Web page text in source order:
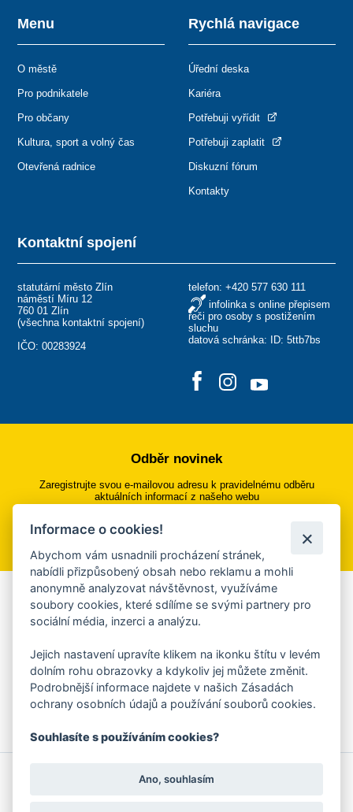
Kontaktní spojení
statutární město Zlín
náměstí Míru 12
760 01 Zlín
(všechna kontaktní spojení)
IČO: 00283924
telefon: +420 577 630 111
infolinka s online přepisem
řeči pro osoby s postižením
sluchu
datová schránka: ID: 5ttb7bs
Menu
O městě
Pro podnikatele
Pro občany
Kultura, sport a volný čas
Otevřená radnice
Rychlá navigace
Úřední deska
Kariéra
Potřebuji vyřídit
Potřebuji zaplatit
Diskuzní fórum
Kontakty
Odběr novinek
Zaregistrujte svou e-mailovou adresu k pravidelnému odběru
aktuálních informací z našeho webu
Přihlásit se k odběru
Aplikace Mobilní rozhlas
Chcete dostávat do svého mobilu či mailu upozornění na
ankety, pozvánky na kulturní a sportovní akce?
Více informací o aplikaci
Ochrana osobních údajů
Informace o cookies!
Abychom vám usnadnili procházení stránek,
nabídli přizpůsobený obsah nebo reklamu a mohli
anonymně analyzovat návštěvnost, využíváme
soubory cookies, které sdílíme se svými partnery pro
sociální média, inzerci a analýzu.
Jejich nastavení upravíte klikem na ikonku štítu v levém
dolním rohu obrazovky a kdykoliv jej můžete změnit.
Podrobnější informace najdete v našich Zásadách
ochrany osobních údajů a používání souborů cookies.
Souhlasíte s používáním cookies?
Ano, souhlasím